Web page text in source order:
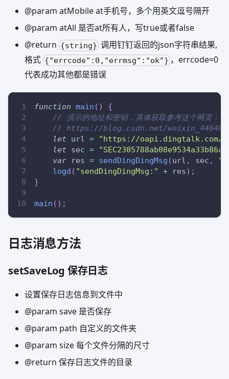
@param atMobile at手机号，多个用英文逗号隔开
@param atAll 是否at所有人，写true或者false
@return {string} 调用钉钉返回的json字符串结果,
格式 {"errcode":0,"errmsg":"ok"} ，errcode=0
代表成功其他都是错误
function main ( )
{
// 演示的地址和密钥，具体获取参考这个
// https://blog.csdn.net/
let url =
"https://oapi.dingtalk.com/
let sec =
var res = sendDingDingMsg (url , sec ,
"
logd ( "sendDingDingMsg:" + res) ;
}
main ( ) ;
日志消息方法
setSaveLog 保存日志
设置保存日志信息到文件中
@param save 是否保存
@param path 自定义的文件夹
@param size 每个文件分隔的尺寸
@return 保存日志文件的目录